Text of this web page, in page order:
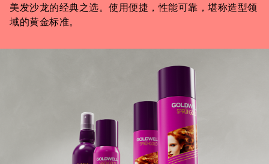
美发沙龙的经典之选。使用便捷，性能可靠，堪称造型领
域的黄金标准。